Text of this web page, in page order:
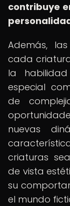
contribuye
Además,
cada
la
especial
de
nuevas
criaturas
de vista
su
el mundo